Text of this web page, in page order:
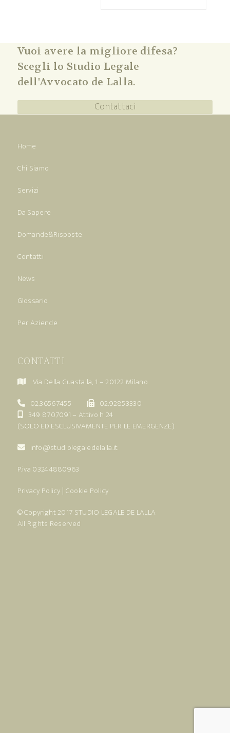
Vuoi avere la migliore difesa?
Scegli lo Studio Legale
dell'Avvocato de Lalla.
Contattaci
Home
Chi Siamo
Servizi
Da Sapere
Domande&Risposte
Contatti
News
Glossario
Per Aziende
CONTATTI
Via Della Guastalla, 1 – 20122 Milano
02.36567455
02.92853330
349 8707091 – Attivo h 24
(SOLO ED ESCLUSIVAMENTE PER LE EMERGENZE)
info@studiolegaledelalla.it
P.iva 03244880963
Privacy Policy | Cookie Policy
© Copyright 2017 STUDIO LEGALE DE LALLA
All Rights Reserved